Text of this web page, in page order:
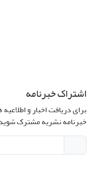
اشتراک خبرنامه
برای دریافت اخبار و
خبرنامه نشریه مشترک